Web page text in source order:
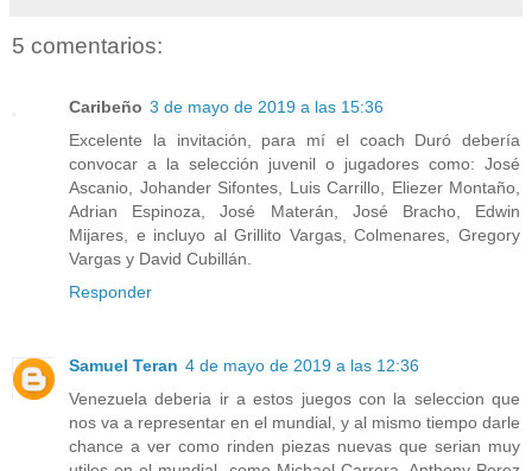
5 comentarios:
Caribeño 3 de mayo de 2019 a las 15:36
Excelente la invitación, para mí el coach Duró debería
convocar a la selección juvenil o jugadores como: José
Ascanio, Johander Sifontes, Luis Carrillo, Eliezer Montaño,
Adrian Espinoza, José Materán, José Bracho, Edwin
Mijares, e incluyo al Grillito Vargas, Colmenares, Gregory
Vargas y David Cubillán.
Responder
Samuel Teran 4 de mayo de 2019 a las 12:36
Venezuela deberia ir a estos juegos con la seleccion que
nos va a representar en el mundial, y al mismo tiempo darle
chance a ver como rinden piezas nuevas que serian muy